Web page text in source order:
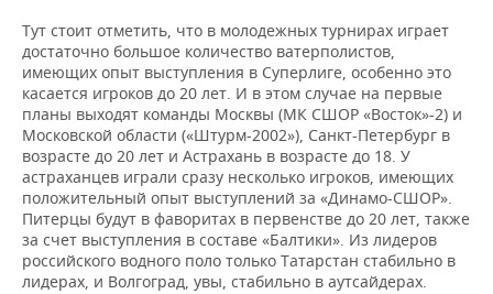
Тут стоит отметить, что в молодежных турнирах играет
достаточно большое количество ватерполистов,
имеющих опыт выступления в Суперлиге, особенно это
касается игроков до 20 лет. И в этом случае на первые
планы выходят команды Москвы (МК СШОР «Восток»-2) и
Московской области («Штурм-2002»), Санкт-Петербург в
возрасте до 20 лет и Астрахань в возрасте до 18. У
астраханцев играли сразу несколько игроков, имеющих
положительный опыт выступлений за «Динамо-СШОР».
Питерцы будут в фаворитах в первенстве до 20 лет, также
за счет выступления в составе «Балтики». Из лидеров
российского водного поло только Татарстан стабильно в
лидерах, и Волгоград, увы, стабильно в аутсайдерах.